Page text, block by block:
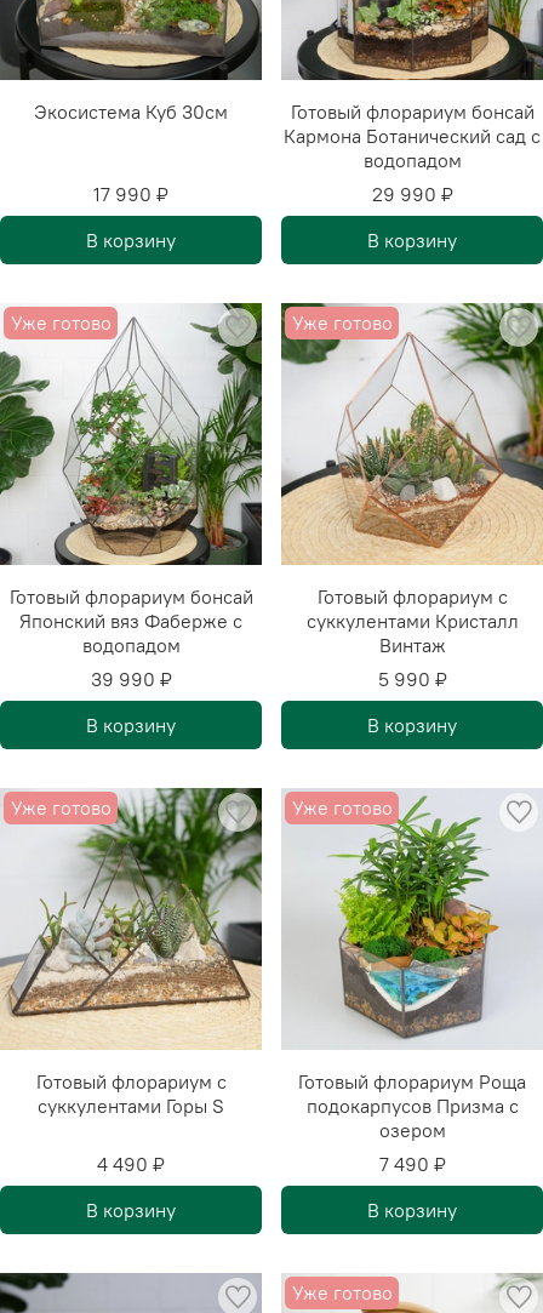
Экосистема Куб 30см
17 990 ₽
В корзину
Готовый флорариум бонсай
Кармона Ботанический сад с
водопадом
29 990 ₽
В корзину
Уже готово
Готовый флорариум бонсай
Японский вяз Фаберже с
водопадом
39 990 ₽
В корзину
Уже готово
Готовый флорариум с
суккулентами Кристалл
Винтаж
5 990 ₽
В корзину
Уже готово
Готовый флорариум с
суккулентами Горы S
4 490 ₽
В корзину
Уже готово
Готовый флорариум Роща
подокарпусов Призма с
озером
7 490 ₽
В корзину
Уже готово